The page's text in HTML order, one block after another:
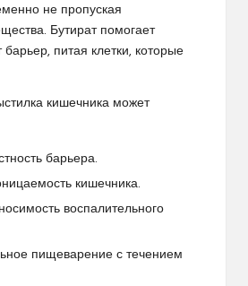
не пропуская
Бутират помогает
барьер, питая клетки, которые
кишечника может
барьера.
кишечника.
воспалительного
пищеварение с течением